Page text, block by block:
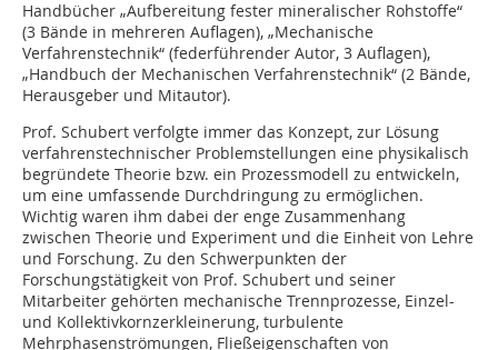
Handbücher „Aufbereitung fester mineralischer Rohstoffe“
(3 Bände in mehreren Auflagen), „Mechanische
Verfahrenstechnik“ (federführender Autor, 3 Auflagen),
„Handbuch der Mechanischen Verfahrenstechnik“ (2 Bände,
Herausgeber und Mitautor).
Prof. Schubert verfolgte immer das Konzept, zur Lösung
verfahrenstechnischer Problemstellungen eine physikalisch
begründete Theorie bzw. ein Prozessmodell zu entwickeln,
um eine umfassende Durchdringung zu ermöglichen.
Wichtig waren ihm dabei der enge Zusammenhang
zwischen Theorie und Experiment und die Einheit von Lehre
und Forschung. Zu den Schwerpunkten der
Forschungstätigkeit von Prof. Schubert und seiner
Mitarbeiter gehörten mechanische Trennprozesse, Einzel-
und Kollektivkornzerkleinerung, turbulente
Mehrphasenströmungen, Fließeigenschaften von